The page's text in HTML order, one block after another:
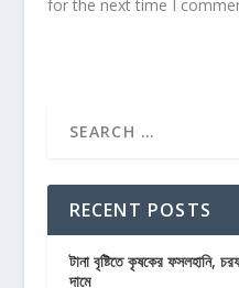
for the next time I
RECENT POSTS
টানা বৃষ্টিতে কৃষকের ফসলহানি,
দামে